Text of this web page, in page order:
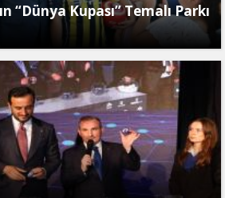
“Dünya Kupası” Temalı Parkı